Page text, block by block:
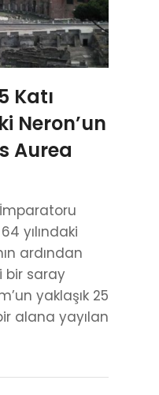
Katı
Neron’un
Aurea
yılındaki
ardından
bir saray
yaklaşık 25
alana yayılan